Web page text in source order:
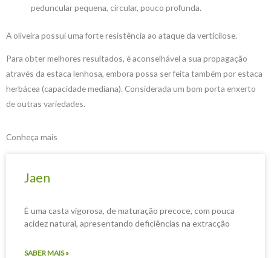
peduncular pequena, circular, pouco profunda.
A oliveira possui uma forte resistência ao ataque da verticilose.
Para obter melhores resultados, é aconselhável a sua propagação
através da estaca lenhosa, embora possa ser feita também por estaca
herbácea (capacidade mediana). Considerada um bom porta enxerto
de outras variedades.
Conheça mais
Jaen
É uma casta vigorosa, de maturação precoce, com pouca
acidez natural, apresentando deficiências na extracção
SABER MAIS »